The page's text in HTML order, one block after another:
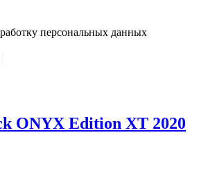
персональных данных
ONYX Edition XT 2020